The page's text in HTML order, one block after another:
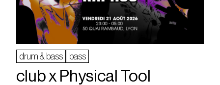
drum & bass bass
club x Physical Tool